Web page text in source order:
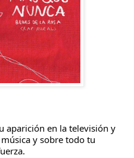
aparición en la televisión y
y sobre todo tu